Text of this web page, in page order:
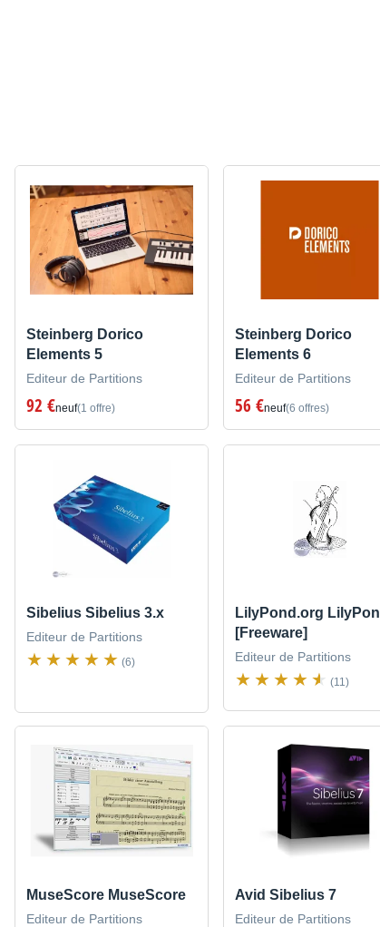
Steinberg Dorico
Elements 5
Editeur de Partitions
92 €neuf(1 offre)
Steinberg Dorico
Elements 6
Editeur de Partitions
56 €neuf(6 offres)
Sibelius Sibelius 3.x
Editeur de Partitions
(6)
LilyPond.org
[Freeware]
Editeur de Partitions
(11)
MuseScore MuseScore
Editeur de Partitions
Avid Sibelius 7
Editeur de Partitions